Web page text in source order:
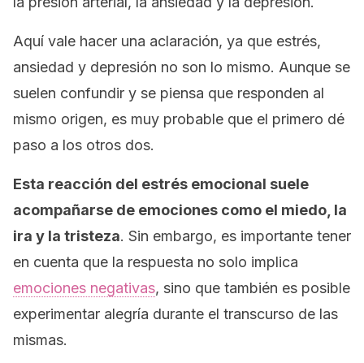
Aquí vale hacer una aclaración, ya que estrés,
ansiedad y depresión no son lo mismo. Aunque se
suelen confundir y se piensa que responden al
mismo origen, es muy probable que el primero dé
paso a los otros dos.
Esta reacción del estrés emocional suele
acompañarse de emociones como el miedo, la
ira y la tristeza. Sin embargo, es importante tener
en cuenta que la respuesta no solo implica
emociones negativas, sino que también es posible
experimentar alegría durante el transcurso de las
mismas.